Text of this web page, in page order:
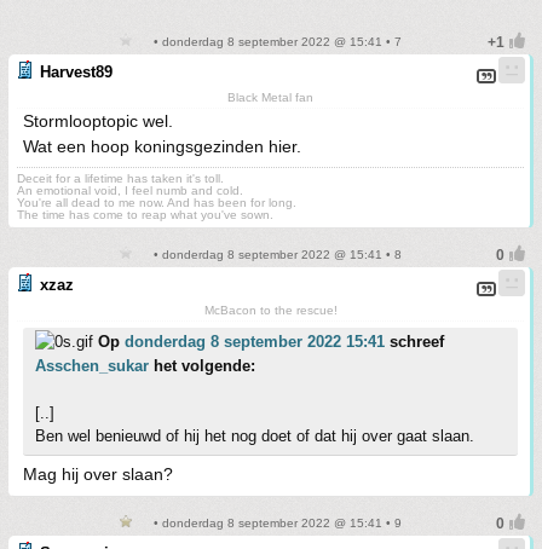
• donderdag 8 september 2022 @ 15:41 • 7
Harvest89
Black Metal fan
Stormlooptopic wel.
Wat een hoop koningsgezinden hier.
Deceit for a lifetime has taken it's toll.
An emotional void, I feel numb and cold.
You're all dead to me now. And has been for long.
The time has come to reap what you've sown.
• donderdag 8 september 2022 @ 15:41 • 8
xzaz
McBacon to the rescue!
Op donderdag 8 september 2022 15:41 schreef
Asschen_sukar het volgende:
[..]
Ben wel benieuwd of hij het nog doet of dat hij over gaat slaan.
Mag hij over slaan?
• donderdag 8 september 2022 @ 15:41 • 9